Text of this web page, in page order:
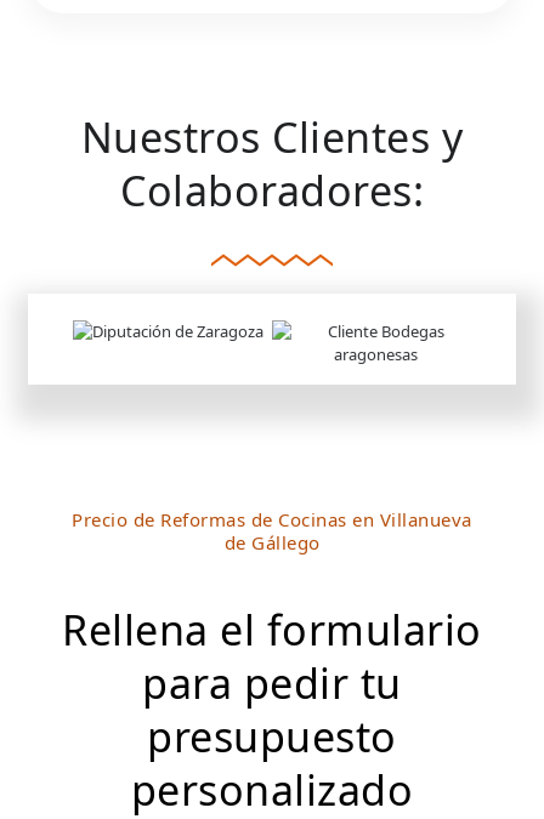
Nuestros Clientes y
Colaboradores:
Precio de Reformas de Cocinas en Villanueva
de Gállego
Rellena el formulario
para pedir tu
presupuesto
personalizado